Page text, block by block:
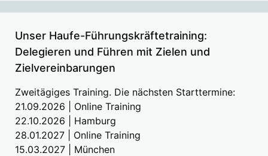
Unser Haufe-Führungskräftetraining:
Delegieren und Führen mit Zielen und
Zielvereinbarungen
Zweitägiges Training. Die nächsten Starttermine:
21.09.2026 | Online Training
22.10.2026 | Hamburg
28.01.2027 | Online Training
15.03.2027 | München